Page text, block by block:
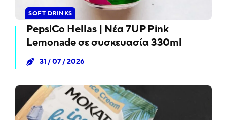
SOFT DRINKS
PepsiCo Hellas | Νέα 7UP Pink
Lemonade σε συσκευασία 330ml
31 / 07 / 2026